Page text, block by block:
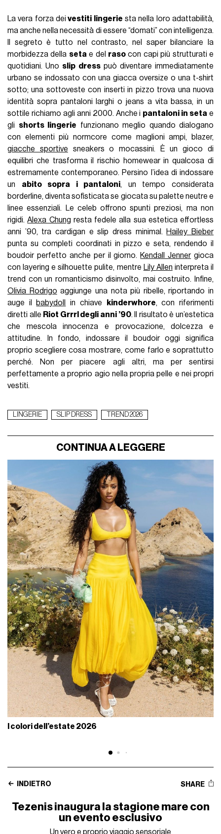
La vera forza dei vestiti lingerie sta nella loro adattabilità,
ma anche nella necessità di essere “domati” con intelligenza.
Il segreto è tutto nel contrasto, nel saper bilanciare la
morbidezza della seta e del raso con capi più strutturati e
quotidiani. Uno slip dresspuò diventare immediatamente
urbano se indossato con una giacca oversize o una t-shirt
sotto; una sottoveste con inserti in pizzo trova una nuova
identità sopra pantaloni larghi o jeans a vita bassa, in un
sottile richiamo agli anni 2000. Anche i pantaloni in seta e
gli shorts lingerie funzionano meglio quando dialogano
con elementi più normcore come maglioni ampi, blazer,
giacche sportive sneakers o mocassini. È un gioco di
equilibri che trasforma il rischio homewear in qualcosa di
estremamente contemporaneo. Persino l’idea di indossare
un abito sopra i pantaloni, un tempo considerata
borderline, diventa sofisticata se giocata su palette neutre e
linee essenziali. Le celeb offrono spunti preziosi, ma non
rigidi.Alexa Chung resta fedele alla sua estetica effortless
anni ’90, tra cardigan e slip dress minimal.
Hailey Bieber
punta su completi coordinati in pizzo e seta, rendendo il
boudoir perfetto anche per il giorno. Kendall Jennergioca
con layering e silhouette pulite, mentre Lily Allen interpreta il
trend con un romanticismo disinvolto, mai costruito. Infine,
Olivia Rodrigo aggiunge una nota più ribelle, riportando in
auge il babydoll in chiave kinderwhore, con riferimenti
diretti alle Riot Grrrl degli anni ’90. Il risultato è un’estetica
che mescola innocenza e provocazione, dolcezza e
attitudine. In fondo, indossare il boudoir oggi significa
proprio scegliere cosa mostrare, come farlo e soprattutto
perché. Non per piacere agli altri, ma per sentirsi
perfettamente a proprio agio nella propria pelle e nei propri
vestiti.
LINGERIE SLIP DRESS TREND 2026
CONTINUA A LEGGERE
I colori dell’estate 2026
INDIETRO SHARE
Tezenis inaugura la stagione mare con
un evento esclusivo
Un vero e proprio viaggio sensoriale